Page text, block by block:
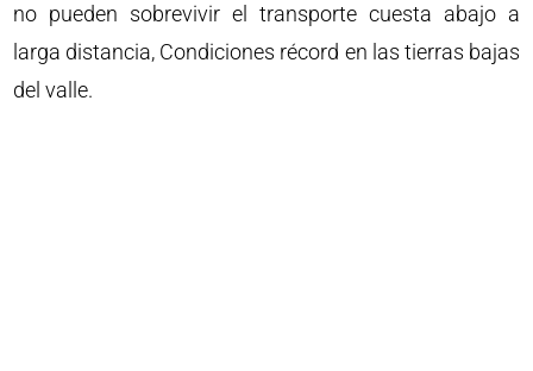
no pueden sobrevivir el transporte cuesta abajo a
larga distancia, Condiciones récord en las tierras bajas
del valle.